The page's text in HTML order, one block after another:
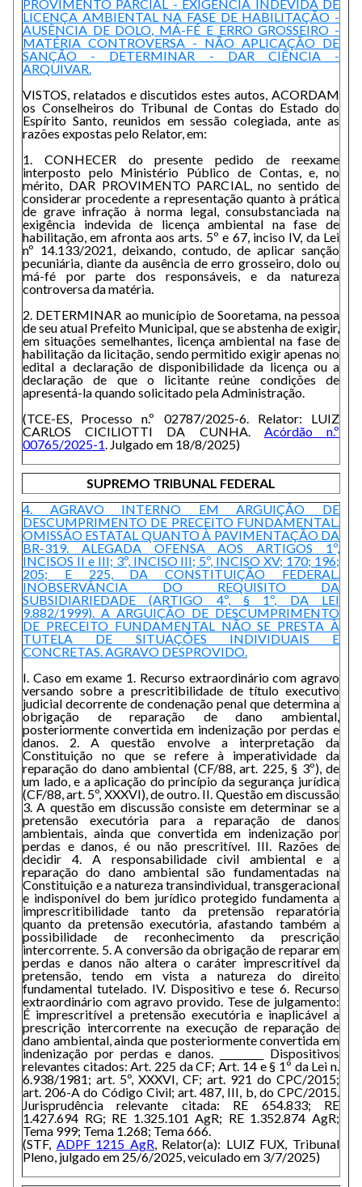
PROVIMENTO PARCIAL - EXIGÊNCIA INDEVIDA DE
LICENÇA AMBIENTAL NA FASE DE HABILITAÇÃO -
AUSÊNCIA DE DOLO, MÁ-FÉ E ERRO GROSSEIRO -
MATÉRIA CONTROVERSA - NÃO APLICAÇÃO DE
SANÇÃO - DETERMINAR - DAR CIÊNCIA -
ARQUIVAR.
VISTOS, relatados e discutidos estes autos, ACORDAM
os Conselheiros do Tribunal de Contas do Estado do
Espírito Santo, reunidos em sessão colegiada, ante as
razões expostas pelo Relator, em:
1. CONHECER do presente pedido de reexame
interposto pelo Ministério Público de Contas, e, no
mérito, DAR PROVIMENTO PARCIAL, no sentido de
considerar procedente a representação quanto à prática
de grave infração à norma legal, consubstanciada na
exigência indevida de licença ambiental na fase de
habilitação, em afronta aos arts. 5º e 67, inciso IV, da Lei
nº 14.133/2021, deixando, contudo, de aplicar sanção
pecuniária, diante da ausência de erro grosseiro, dolo ou
má-fé por parte dos responsáveis, e da natureza
controversa da matéria.
2. DETERMINAR ao município de Sooretama, na pessoa
de seu atual Prefeito Municipal, que se abstenha de exigir,
em situações semelhantes, licença ambiental na fase de
habilitação da licitação, sendo permitido exigir apenas no
edital a declaração de disponibilidade da licença ou a
declaração de que o licitante reúne condições de
apresentá-la quando solicitado pela Administração.
(TCE-ES, Processo n.º 02787/2025-6. Relator: LUIZ
CARLOS CICILIOTTI DA CUNHA. Acórdão n.º
00765/2025-1. Julgado em 18/8/2025)
SUPREMO TRIBUNAL FEDERAL
4. AGRAVO INTERNO EM ARGUIÇÃO DE
DESCUMPRIMENTO DE PRECEITO FUNDAMENTAL.
OMISSÃO ESTATAL QUANTO À PAVIMENTAÇÃO DA
BR-319. ALEGADA OFENSA AOS ARTIGOS 1º,
INCISOS II e III; 3º, INCISO III; 5º, INCISO XV; 170; 196;
205; E 225, DA CONSTITUIÇÃO FEDERAL.
INOBSERVÂNCIA DO REQUISITO DA
SUBSIDIARIEDADE (ARTIGO 4º, § 1º, DA LEI
9.882/1999). A ARGUIÇÃO DE DESCUMPRIMENTO
DE PRECEITO FUNDAMENTAL NÃO SE PRESTA À
TUTELA DE SITUAÇÕES INDIVIDUAIS E
CONCRETAS. AGRAVO DESPROVIDO.
I. Caso em exame 1. Recurso extraordinário com agravo
versando sobre a prescritibilidade de título executivo
judicial decorrente de condenação penal que determina a
obrigação de reparação de dano ambiental,
posteriormente convertida em indenização por perdas e
danos. 2. A questão envolve a interpretação da
Constituição no que se refere à imperatividade da
reparação do dano ambiental (CF/88, art. 225, § 3º), de
um lado, e a aplicação do princípio da segurança jurídica
(CF/88, art. 5º, XXXVI), de outro. II. Questão em discussão
3. A questão em discussão consiste em determinar se a
pretensão executória para a reparação de danos
ambientais, ainda que convertida em indenização por
perdas e danos, é ou não prescritível. III. Razões de
decidir 4. A responsabilidade civil ambiental e a
reparação do dano ambiental são fundamentadas na
Constituição e a natureza transindividual, transgeracional
e indisponível do bem jurídico protegido fundamenta a
imprescritibilidade tanto da pretensão reparatória
quanto da pretensão executória, afastando também a
possibilidade de reconhecimento da prescrição
intercorrente. 5. A conversão da obrigação de reparar em
perdas e danos não altera o caráter imprescritível da
pretensão, tendo em vista a natureza do direito
fundamental tutelado. IV. Dispositivo e tese 6. Recurso
extraordinário com agravo provido. Tese de julgamento:
É imprescritível a pretensão executória e inaplicável a
prescrição intercorrente na execução de reparação de
dano ambiental, ainda que posteriormente convertida em
indenização por perdas e danos. _________ Dispositivos
relevantes citados: Art. 225 da CF; Art. 14 e § 1º da Lei n.
6.938/1981; art. 5º, XXXVI, CF; art. 921 do CPC/2015;
art. 206-A do Código Civil; art. 487, III, b, do CPC/2015.
Jurisprudência relevante citada: RE 654.833; RE
1.427.694 RG; RE 1.325.101 AgR; RE 1.352.874 AgR;
Tema 999; Tema 1.268; Tema 666.
(STF, ADPF 1215 AgR, Relator(a): LUIZ FUX, Tribunal
Pleno, julgado em 25/6/2025, veiculado em 3/7/2025)